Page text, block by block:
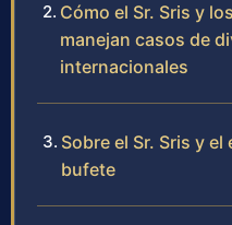
Cómo el Sr. Sris y
manejan casos de
internacionales
Sobre el Sr. Sris y
bufete